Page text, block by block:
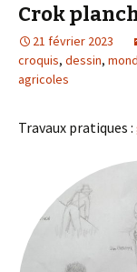
Crok
21 février 2023
croquis, dessin,
agricoles
Travaux pratiques :